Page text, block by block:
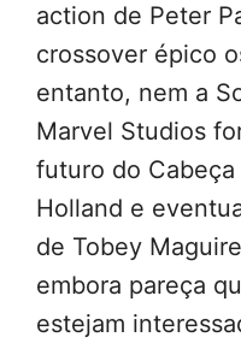
action de Peter
crossover épico
entanto, nem a
Marvel Studios
futuro do Cabeça
Holland e
de Tobey
embora pareça
estejam